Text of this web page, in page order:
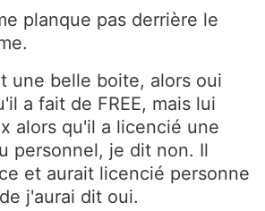
planque pas derrière le
une belle boite, alors oui
a fait de FREE, mais lui
alors qu'il a licencié une
personnel, je dit non. Il
et aurait licencié personne
j'aurai dit oui.